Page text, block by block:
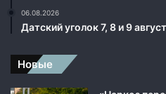
06.08.2026
Датский уголок 7, 8 и 9
Новые